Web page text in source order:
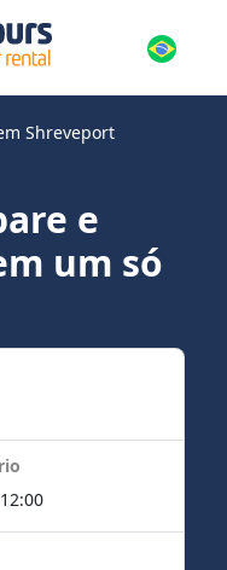
Shreveport
e
um só